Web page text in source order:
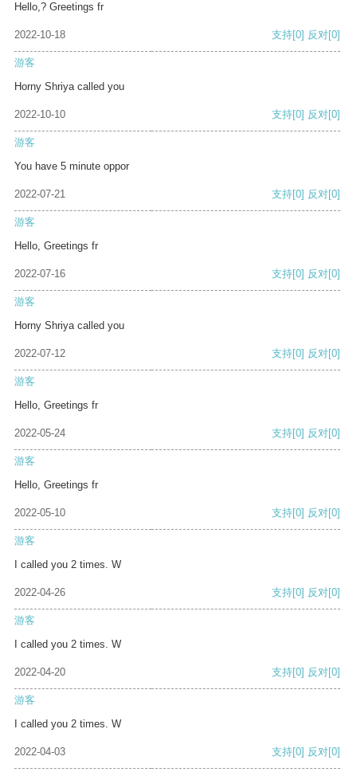
Hello,? Greetings fr
2022-10-18 支持[0] 反对[0]
游客
Horny Shriya called you
2022-10-10 支持[0] 反对[0]
游客
You have 5 minute oppor
2022-07-21 支持[0] 反对[0]
游客
Hello, Greetings fr
2022-07-16 支持[0] 反对[0]
游客
Horny Shriya called you
2022-07-12 支持[0] 反对[0]
游客
Hello, Greetings fr
2022-05-24 支持[0] 反对[0]
游客
Hello, Greetings fr
2022-05-10 支持[0] 反对[0]
游客
I called you 2 times. W
2022-04-26 支持[0] 反对[0]
游客
I called you 2 times. W
2022-04-20 支持[0] 反对[0]
游客
I called you 2 times. W
2022-04-03 支持[0] 反对[0]